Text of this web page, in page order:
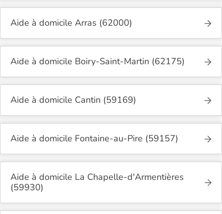
Aide à domicile Arras (62000)
Aide à domicile Boiry-Saint-Martin (62175)
Aide à domicile Cantin (59169)
Aide à domicile Fontaine-au-Pire (59157)
Aide à domicile La Chapelle-d'Armentières
(59930)